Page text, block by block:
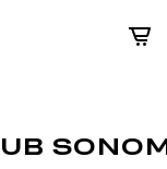
kvalitních materiálů
jeho jedinečnost
doplňky, jako jsou